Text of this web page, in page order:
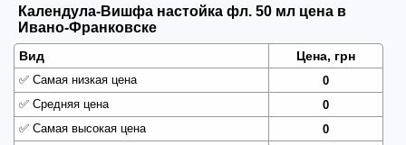
Календула-Вишфа настойка фл. 50 мл цена в
Ивано-Франковске
Вид Цена, грн
✅ Самая низкая цена
0
✅ Средняя цена
0
✅ Самая высокая цена
0